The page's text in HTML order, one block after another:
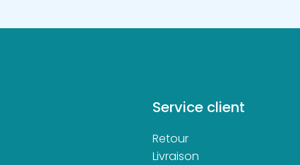
Service client
Retour
Livraison